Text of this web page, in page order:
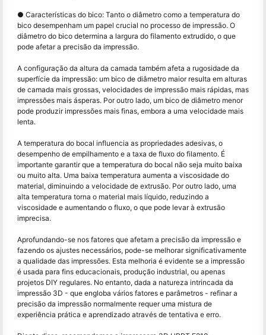
● Características do bico: Tanto o diâmetro como a temperatura do
bico desempenham um papel crucial no processo de impressão. O
diâmetro do bico determina a largura do filamento extrudido, o que
pode afetar a precisão da impressão.
A configuração da altura da camada também afeta a rugosidade da
superfície da impressão: um bico de diâmetro maior resulta em alturas
de camada mais grossas, velocidades de impressão mais rápidas, mas
impressões mais ásperas. Por outro lado, um bico de diâmetro menor
pode produzir impressões mais finas, embora a uma velocidade mais
lenta.
A temperatura do bocal influencia as propriedades adesivas, o
desempenho de empilhamento e a taxa de fluxo do filamento. É
importante garantir que a temperatura do bocal não seja muito baixa
ou muito alta. Uma baixa temperatura aumenta a viscosidade do
material, diminuindo a velocidade de extrusão. Por outro lado, uma
alta temperatura torna o material mais líquido, reduzindo a
viscosidade e aumentando o fluxo, o que pode levar à extrusão
imprecisa.
Aprofundando-se nos fatores que afetam a precisão da impressão e
fazendo os ajustes necessários, pode-se melhorar significativamente
a qualidade das impressões. Esta melhoria é evidente se a impressão
é usada para fins educacionais, produção industrial, ou apenas
projetos DIY regulares. No entanto, dada a natureza intrincada da
impressão 3D - que engloba vários fatores e parâmetros - refinar a
precisão da impressão normalmente requer uma mistura de
experiência prática e aprendizado através de tentativa e erro.